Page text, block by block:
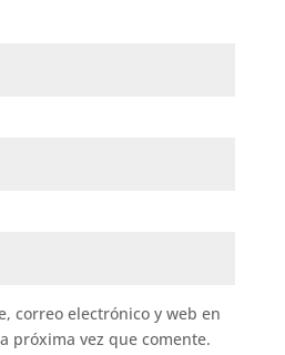
correo electrónico y web en
próxima vez que comente.